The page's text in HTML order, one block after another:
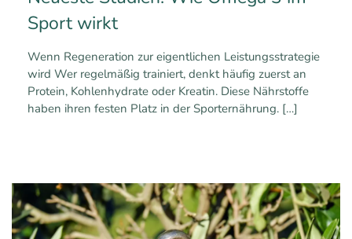
Sport wirkt
Wenn Regeneration zur eigentlichen Leistungsstrategie
wird Wer regelmäßig trainiert, denkt häufig zuerst an
Protein, Kohlenhydrate oder Kreatin. Diese Nährstoffe
haben ihren festen Platz in der Sporternährung. […]